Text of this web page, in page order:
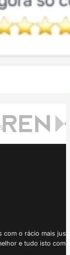
com o rácio mais
e tudo isto